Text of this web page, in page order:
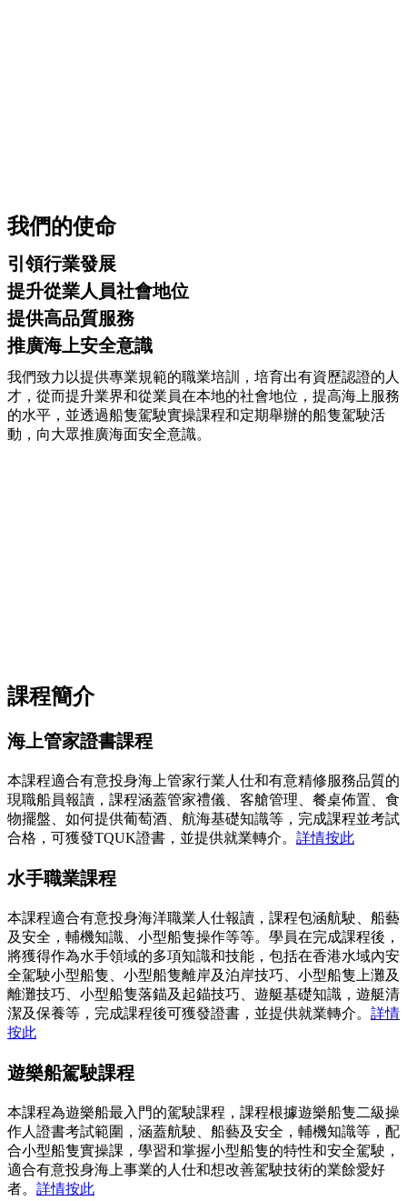
我們的使命
引領行業發展
提升從業人員社會地位
提供高品質服務
推廣海上安全意識
我們致力以提供專業規範的職業培訓，培育出有資歷認證的人
才，從而提升業界和從業員在本地的社會地位，提高海上服務
的水平，並透過船隻駕駛實操課程和定期舉辦的船隻駕駛活
動，向大眾推廣海面安全意識。
課程簡介
海上管家證書課程
本課程適合有意投身海上管家行業人仕和有意精修服務品質的
現職船員報讀，課程涵蓋管家禮儀、客艙管理、餐桌佈置、食
物擺盤、如何提供葡萄酒、航海基礎知識等，完成課程並考試
合格，可獲發TQUK證書，並提供就業轉介。 詳情按此
水手職業課程
本課程適合有意投身海洋職業人仕報讀，課程包涵航駛、船藝
及安全，輔機知識、小型船隻操作等等。學員在完成課程後，
將獲得作為水手領域的多項知識和技能，包括在香港水域內安
全駕駛小型船隻、小型船隻離岸及泊岸技巧、小型船隻上灘及
離灘技巧、小型船隻落錨及起錨技巧、遊艇基礎知識，遊艇清
潔及保養等，完成課程後可獲發證書，並提供就業轉介。 詳情
按此
遊樂船駕駛課程
本課程為遊樂船最入門的駕駛課程，課程根據遊樂船隻二級操
作人證書考試範圍，涵蓋航駛、船藝及安全，輔機知識等，配
合小型船隻實操課，學習和掌握小型船隻的特性和安全駕駛，
適合有意投身海上事業的人仕和想改善駕駛技術的業餘愛好
者。 詳情按此